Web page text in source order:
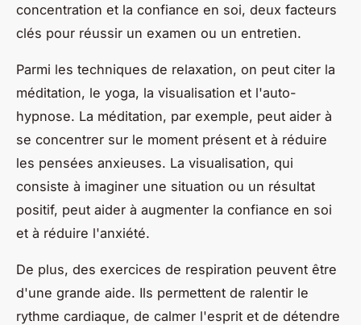
concentration et la confiance en soi, deux facteurs
clés pour réussir un examen ou un entretien.
Parmi les techniques de relaxation, on peut citer la
méditation, le yoga, la visualisation et l'auto-
hypnose. La méditation, par exemple, peut aider à
se concentrer sur le moment présent et à réduire
les pensées anxieuses. La visualisation, qui
consiste à imaginer une situation ou un résultat
positif, peut aider à augmenter la confiance en soi
et à réduire l'anxiété.
De plus, des exercices de respiration peuvent être
d'une grande aide. Ils permettent de ralentir le
rythme cardiaque, de calmer l'esprit et de détendre